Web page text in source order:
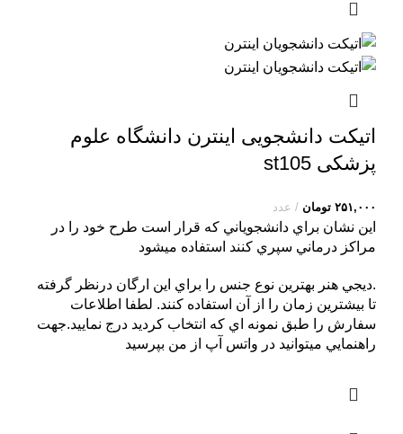
اتیکت دانشجویی اینترن دانشگاه علوم
پزشکی st105
۲۵۱,۰۰۰ تومان عدد
اين نشان براي دانشجوياني که قرار است طرح خود را در
مراکز درماني سپري کنند استفاده ميشود
.ديجي هنر بهترين نوع جنس را براي اين ارگان درنظر گرفته
تا بيشترين زمان را از آن استفاده کنند. لطفا اطلاعات
سفارش را طبق نمونه اي که انتخاب کرديد درج نماييد.جهت
راهنمايي ميتوانيد در واتس آپ از من بپرسيد